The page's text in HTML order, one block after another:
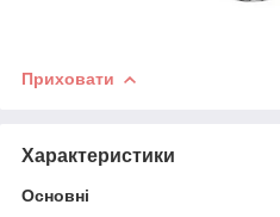
Приховати
Характеристики
Основні